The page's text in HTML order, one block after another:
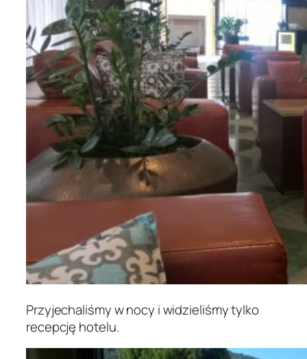
Przyjechaliśmy w nocy i widzieliśmy tylko
recepcję hotelu.